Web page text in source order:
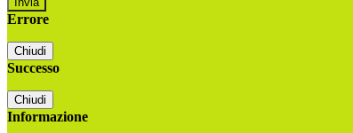
Errore
Chiudi
Successo
Chiudi
Informazione